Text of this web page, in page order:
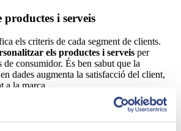
productes i serveis
els criteris de cada segment de clients.
els productes i serveis per
de consumidor. És ben sabut que la
dades augmenta la satisfacció del client,
a la marca.
òptim de campanyes de